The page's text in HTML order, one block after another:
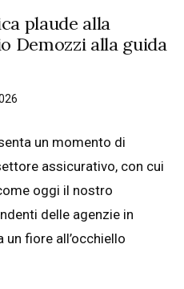
plaude alla
Demozzi alla guida
un momento di
assicurativo, con cui
oggi il nostro
delle agenzie in
un fiore all’occhiello